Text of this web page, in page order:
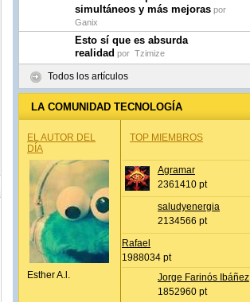
simultáneos y más mejoras por
Ganix
Esto sí que es absurda
realidad por Tzimize
Todos los artículos
LA COMUNIDAD TECNOLOGÍA
EL AUTOR DEL
DÍA
Esther A.l.
TOP MIEMBROS
Agramar
2361410 pt
saludyenergia
2134566 pt
Rafael
1988034 pt
Jorge Farinós Ibáñez
1852960 pt